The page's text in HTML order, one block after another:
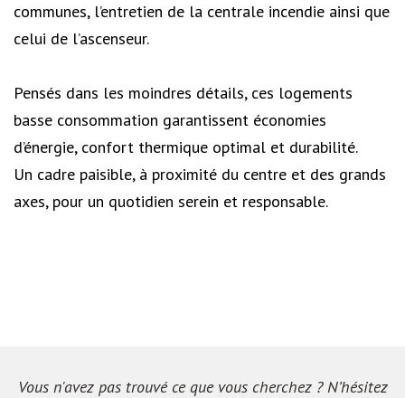
communes, l’entretien de la centrale incendie ainsi que
celui de l’ascenseur.
Pensés dans les moindres détails, ces logements
basse consommation garantissent économies
d’énergie, confort thermique optimal et durabilité.
Un cadre paisible, à proximité du centre et des grands
axes, pour un quotidien serein et responsable.
Vous n'avez pas trouvé ce que vous cherchez ? N’hésitez